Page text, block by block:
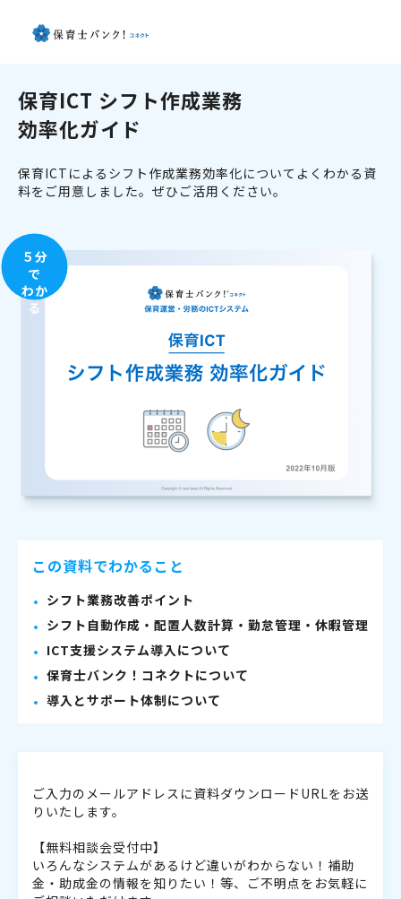
保育ICT シフト作成業務
効率化ガイド
保育ICTによるシフト作成業務効率化についてよくわかる資
料をご用意しました。ぜひご活用ください。
５分
で
わか
る
この資料でわかること
シフト業務改善ポイント
シフト自動作成・配置人数計算・勤怠管理・休暇管理
ICT支援システム導入について
保育士バンク！コネクトについて
導入とサポート体制について
ご入力のメールアドレスに資料ダウンロードURLをお送
りいたします。
【無料相談会受付中】
いろんなシステムがあるけど違いがわからない！補助
金・助成金の情報を知りたい！等、ご不明点をお気軽に